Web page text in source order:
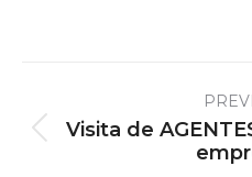
navigation
Visita de